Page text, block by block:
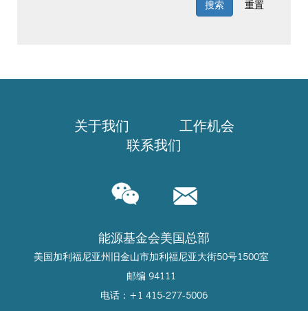
关于我们
工作机会
联系我们
能源基金会美国总部
美国加利福尼亚州旧金山市加利福尼亚大街50号1500室
邮编 94111
电话：+1 415-277-5006